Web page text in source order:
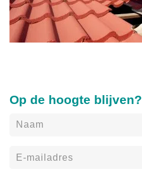
Op de hoogte blijven?